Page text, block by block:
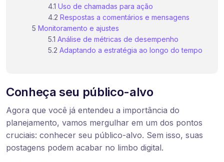
Uso de chamadas para ação
Respostas a comentários e mensagens
Monitoramento e ajustes
Análise de métricas de desempenho
Adaptando a estratégia ao longo do tempo
Conheça seu público-alvo
Agora que você já entendeu a importância do
planejamento, vamos mergulhar em um dos pontos
cruciais: conhecer seu público-alvo. Sem isso, suas
postagens podem acabar no limbo digital.